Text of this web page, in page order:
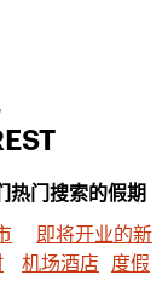
热门搜索的假期
即将开业的新
机场酒店 度假